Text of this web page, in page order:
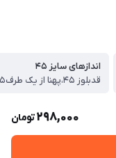
اندازهای سایز ۴۵
298,000تومان